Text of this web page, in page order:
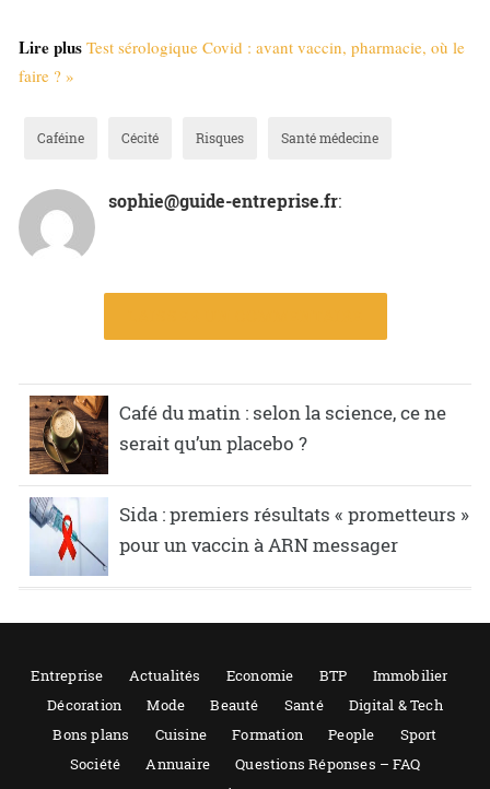
Lire plus Test sérologique Covid : avant vaccin, pharmacie, où le
faire ? »
Caféine Cécité Risques Santé médecine
sophie@guide-entreprise.fr:
Café du matin : selon la science, ce ne
serait qu’un placebo ?
Sida : premiers résultats « prometteurs »
pour un vaccin à ARN messager
Entreprise Actualités Economie BTP
Immobilier
Décoration
Mode Beauté Santé
Digital & Tech
Bons plans
Cuisine Formation People
Sport
Société
Annuaire
Questions Réponses – FAQ